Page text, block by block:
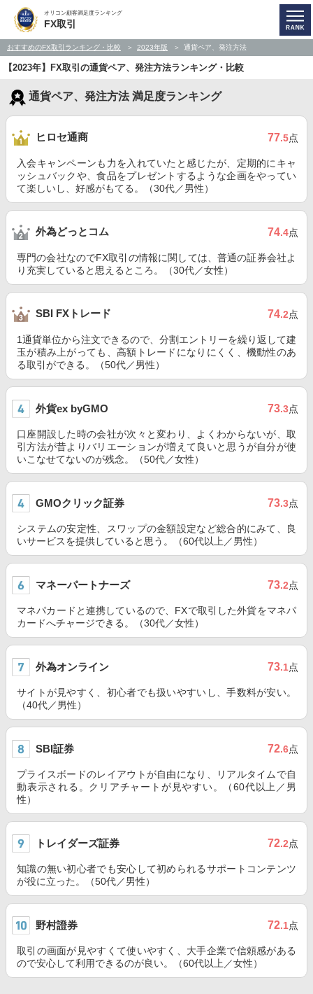
オリコン顧客満足度ランキング
FX取引
おすすめのFX取引ランキング・比較 2023年版 通貨ペア、発注方法
【2023年】FX取引の通貨ペア、発注方法ランキング・比較
通貨ペア、発注方法 満足度ランキング
ヒロセ通商 77.5点
入会キャンペーンも力を入れていたと感じたが、定期的にキャ
ッシュバックや、食品をプレゼントするような企画をやってい
て楽しいし、好感がもてる。（30代／男性）
外為どっとコム 74.4点
専門の会社なのでFX取引の情報に関しては、普通の証券会社よ
り充実していると思えるところ。（30代／女性）
SBI FXトレード 74.2点
1通貨単位から注文できるので、分割エントリーを繰り返して建
玉が積み上がっても、高額トレードになりにくく、機動性のあ
る取引ができる。（50代／男性）
外貨ex byGMO 73.3点
口座開設した時の会社が次々と変わり、よくわからないが、取
引方法が昔よりバリエーションが増えて良いと思うが自分が使
いこなせてないのが残念。（50代／女性）
GMOクリック証券 73.3点
システムの安定性、スワップの金額設定など総合的にみて、良
いサービスを提供していると思う。（60代以上／男性）
マネーパートナーズ 73.2点
マネパカードと連携しているので、FXで取引した外貨をマネパ
カードへチャージできる。（30代／女性）
外為オンライン 73.1点
サイトが見やすく、初心者でも扱いやすいし、手数料が安い。
（40代／男性）
SBI証券 72.6点
プライスボードのレイアウトが自由になり、リアルタイムで自
動表示される。クリアチャートが見やすい。（60代以上／男
性）
トレイダーズ証券 72.2点
知識の無い初心者でも安心して初められるサポートコンテンツ
が役に立った。（50代／男性）
野村證券 72.1点
取引の画面が見やすくて使いやすく、大手企業で信頼感がある
ので安心して利用できるのが良い。（60代以上／女性）